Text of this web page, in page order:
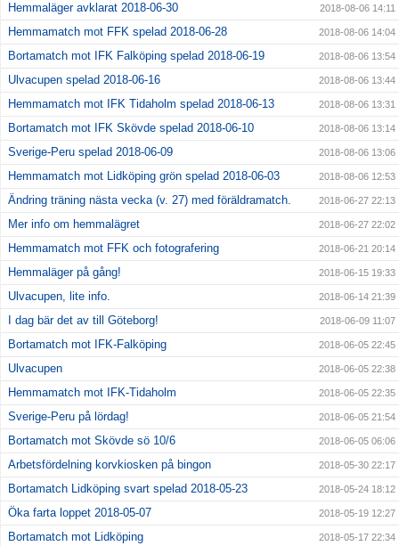
Hemmaläger avklarat 2018-06-30 2018-08-06 14:11
Hemmamatch mot FFK spelad 2018-06-28 2018-08-06 14:04
Bortamatch mot IFK Falköping spelad 2018-06-19 2018-08-06 13:54
Ulvacupen spelad 2018-06-16 2018-08-06 13:44
Hemmamatch mot IFK Tidaholm spelad 2018-06-13 2018-08-06 13:31
Bortamatch mot IFK Skövde spelad 2018-06-10 2018-08-06 13:14
Sverige-Peru spelad 2018-06-09 2018-08-06 13:06
Hemmamatch mot Lidköping grön spelad 2018-06-03 2018-08-06 12:53
Ändring träning nästa vecka (v. 27) med föräldramatch. 2018-06-27 22:13
Mer info om hemmalägret 2018-06-27 22:02
Hemmamatch mot FFK och fotografering 2018-06-21 20:14
Hemmaläger på gång! 2018-06-15 19:33
Ulvacupen, lite info. 2018-06-14 21:39
I dag bär det av till Göteborg! 2018-06-09 11:07
Bortamatch mot IFK-Falköping 2018-06-05 22:45
Ulvacupen 2018-06-05 22:38
Hemmamatch mot IFK-Tidaholm 2018-06-05 22:35
Sverige-Peru på lördag! 2018-06-05 21:54
Bortamatch mot Skövde sö 10/6 2018-06-05 06:06
Arbetsfördelning korvkiosken på bingon 2018-05-30 22:17
Bortamatch Lidköping svart spelad 2018-05-23 2018-05-24 18:12
Öka farta loppet 2018-05-07 2018-05-19 12:27
Bortamatch mot Lidköping 2018-05-17 22:34